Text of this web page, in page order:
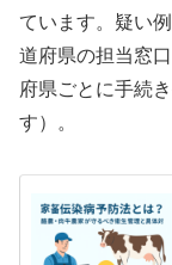
ています。疑い
道府県の担当窓
府県ごとに手続
す）。